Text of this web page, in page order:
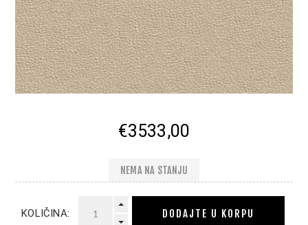
€3533,00
NEMA NA STANJU
KOLIČINA: DODAJTE U KORPU